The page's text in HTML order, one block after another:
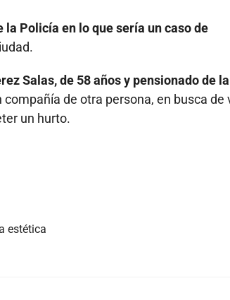
Policía en lo que sería un caso de
Salas, de 58 años y pensionado de la
de otra persona, en busca de
un hurto.
estética